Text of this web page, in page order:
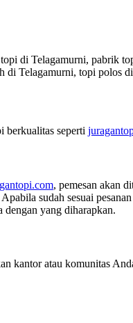
di Telagamurni, pabrik
di Telagamurni, topi polos
berkualitas seperti
, pemesan akan
sudah sesuai
dengan yang diharapkan.
kantor atau komunitas